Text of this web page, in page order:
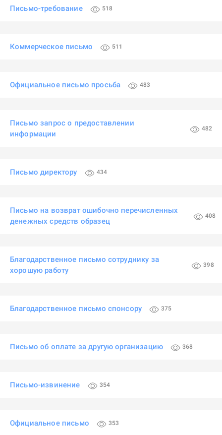
Письмо-требование 518
Коммерческое письмо 511
Официальное письмо просьба 483
Письмо запрос о предоставлении
информации
482
Письмо директору 434
Письмо на возврат ошибочно перечисленных
денежных средств образец
408
Благодарственное письмо сотруднику за
хорошую работу
398
Благодарственное письмо спонсору 375
Письмо об оплате за другую организацию 368
Письмо-извинение 354
Официальное письмо 353